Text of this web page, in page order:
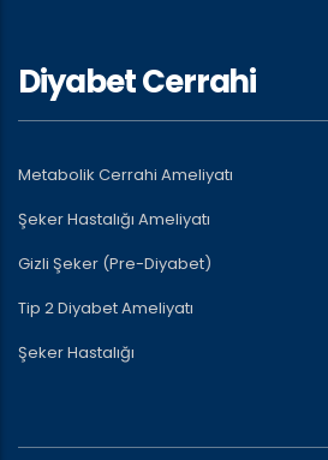
Diyabet Cerrahi
Metabolik Cerrahi Ameliyatı
Şeker Hastalığı Ameliyatı
Gizli Şeker (Pre-Diyabet)
Tip 2 Diyabet Ameliyatı
Şeker Hastalığı